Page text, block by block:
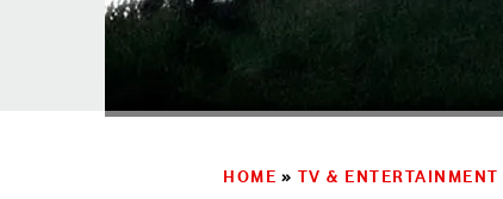
HOME » TV & ENTERTAINMENT